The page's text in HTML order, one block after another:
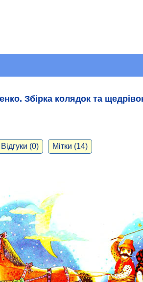
Збірка колядок та
Відгуки (0) Мітки (14)